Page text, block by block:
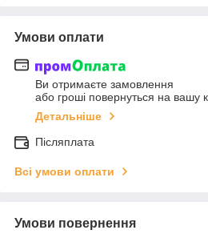
Умови оплати
Ви отримаєте замовлення
або гроші повернуться на вашу
Детальніше
Післяплата
Всі умови оплати
Умови повернення